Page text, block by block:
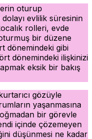
oturup
evlilik süresinin
rolleri, evde
bir düzene
dönemindeki gibi
dönemindeki ilişkinizi
eksik bir bakış
gözüyle
yaşanmasına
bir görevle
içinde çözemeyen
düşünmesi ne kadar